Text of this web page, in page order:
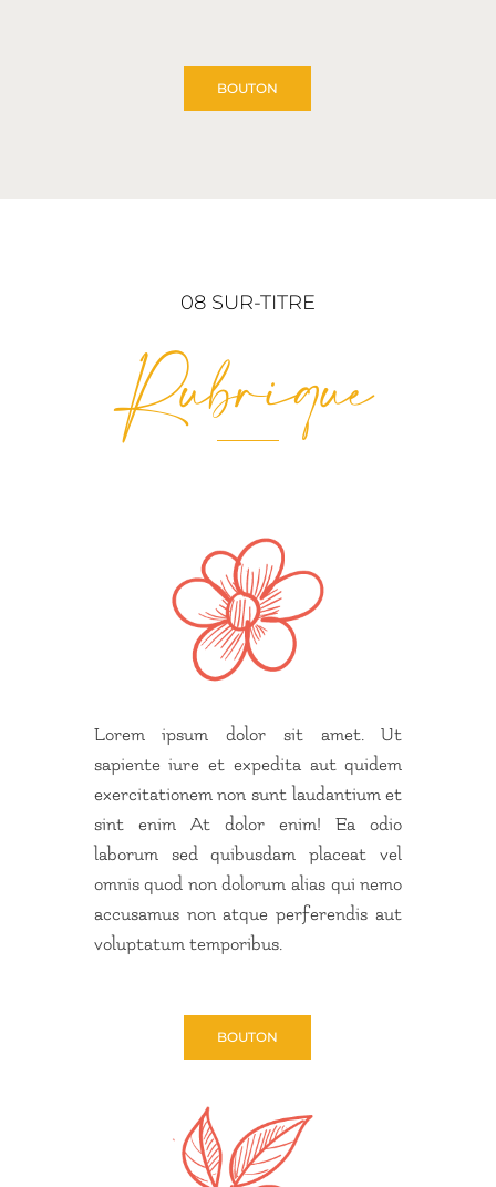
BOUTON
08 SUR-TITRE
Rubrique
Lorem ipsum dolor sit amet. Ut
sapiente iure et expedita aut quidem
exercitationem non sunt laudantium et
sint enim At dolor enim! Ea odio
laborum sed quibusdam placeat vel
omnis quod non dolorum alias qui nemo
accusamus non atque perferendis aut
voluptatum temporibus.
BOUTON